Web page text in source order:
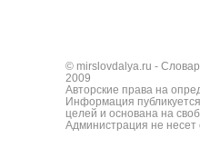
© mirslovdalya.ru -
2009
Авторские права на
Информация
целей и основана на
Администрация не несет